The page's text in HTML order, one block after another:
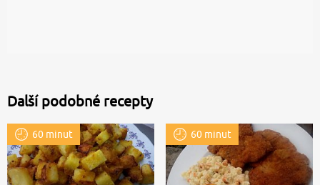
Další podobné recepty
60 minut 60 minut